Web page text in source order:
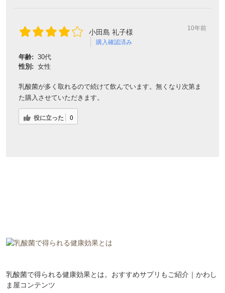
小田島 礼子様
購入確認済み
10年前
年齢: 30代
性別: 女性
乳酸菌が多く取れるので続けて飲んでいます。無くなり次第ま
た購入させていただきます。
役に立った 0
乳酸菌で得られる健康効果とは。おすすめサプリもご紹介｜かわし
ま屋コンテンツ